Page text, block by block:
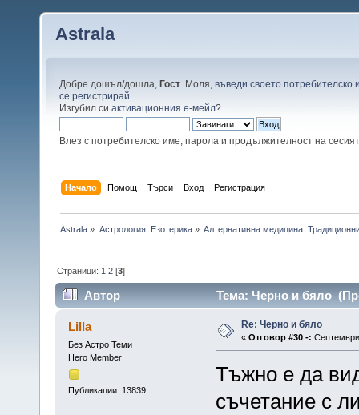
Astrala
Добре дошъл/дошла, Гост . Моля, въведи своето потребителско
се регистрирай
Изгубил си активационния е-мейл?
Влез с потребителско име, парола и продължителност на
Начало Помощ Търси Вход Регистрация
Astrala » Астрология. Езотерика» Алтернативна медицина.
Страници: 1 2 [3]
Автор Тема: Черно и бяло
Lilla
Без Астро Теми
Hero Member
Публикации: 13839
Re: Черно и бяло
« Отговор #30 -:
Тъжно е да
съчетание с